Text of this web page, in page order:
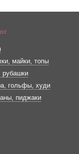
майки, топы
рубашки
гольфы, худи
пиджаки